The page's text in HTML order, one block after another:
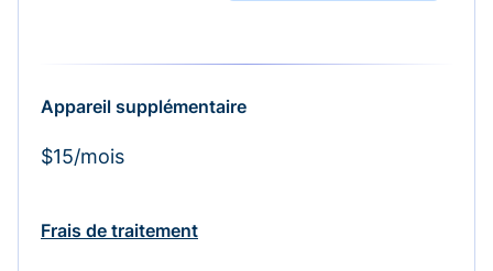
Appareil supplémentaire
$15/mois
Frais de traitement